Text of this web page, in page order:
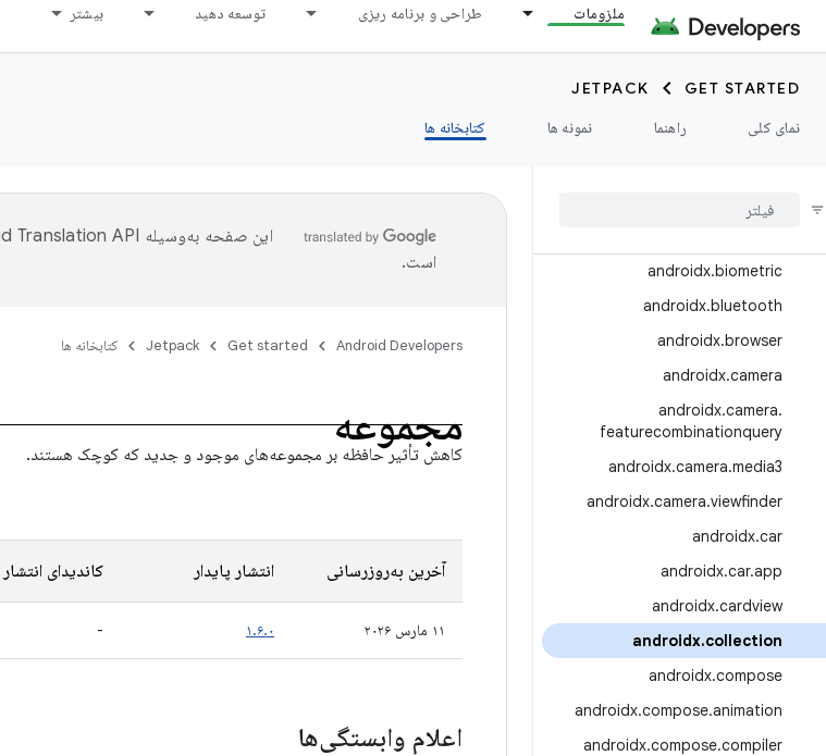
ملزومات طراحی و برنامه ریزی توسعه دهید بیشتر
GET STARTED
JETPACK
نمای کلی
راهنما نمونه ها کتابخانه ها
androidx.appcompat
androidx.appsearch
androidx.arch.core
autofill
androidx.biometric
androidx.bluetooth
androidx.browser
androidx.camera
androidx.camera.
featurecombinationquery
androidx.camera.media3
androidx.camera.viewfinder
androidx.car
androidx.car.app
androidx.cardview
androidx.collection
androidx.compose
androidx.compose.animation
androidx.compose.compiler
این صفحه به‌وسیله
است.
Android Developers
Get started
Jetpack کتابخانه ها
مجموعه
کاهش تأثیر حافظه بر مجموعه‌های موجود و جدید که کوچک هستند.
آخرین به‌روزرسانی انتشار پایدار کاندیدای انتشار
۱۱ مارس ۲۰۲۶ ۱.۶.۰ -
اعلام وابستگی‌ها